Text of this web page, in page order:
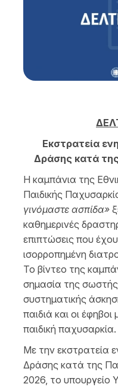
Εκστρατεία
Δράσης κατά
Η καμπάνια της
Παιδικής
γινόμαστε ασπίδα»
καθημερινές
επιπτώσεις που
ισορροπημένη
Το βίντεο της
σημασία της
συστηματικής
παιδιά και οι
παιδική παχυσαρκία.
Με την εκστρατεία
Δράσης κατά της
2026, το υπουργείο